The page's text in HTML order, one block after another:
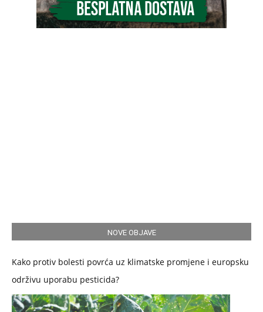
NOVE OBJAVE
Kako protiv bolesti povrća uz klimatske promjene i europsku
održivu uporabu pesticida?